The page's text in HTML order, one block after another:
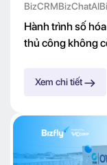
BizCRMBizChatAI
Hành trình số
thủ công không
Xem chi tiết